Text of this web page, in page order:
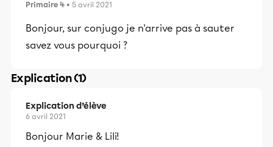
Primaire 4 • 5 avril 2021
Bonjour, sur conjugo je n'arrive pas à sauter
savez vous pourquoi ?
Explication (1)
Explication d’élève
6 avril 2021
Bonjour Marie & Lili!